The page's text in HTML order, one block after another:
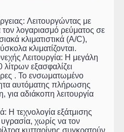
Λειτουργώντας με
τον λογαριασμό ρεύματος σε
κλιματιστικά (A/C),
κλιματίζονται.
Λειτουργία: Η μεγάλη
εξασφαλίζει
. Το ενσωματωμένο
αυτόματης πλήρωσης
αδιάκοπη λειτουργία
Η τεχνολογία εξάτμισης
υγρασία, χωρίς να τον
κυτταρίνης συγκρατούν